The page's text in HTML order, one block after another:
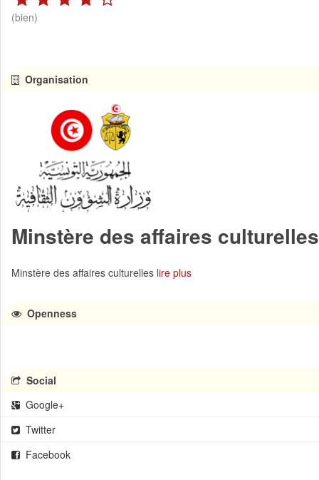
(bien)
Organisation
Minstère des affaires culturelles
Minstère des affaires culturelles lire plus
Openness
Social
Google+
Twitter
Facebook